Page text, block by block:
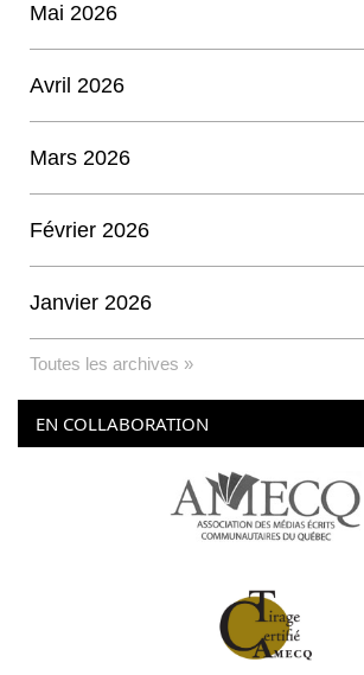
Mai 2026
Avril 2026
Mars 2026
Février 2026
Janvier 2026
Toutes les archives »
EN COLLABORATION